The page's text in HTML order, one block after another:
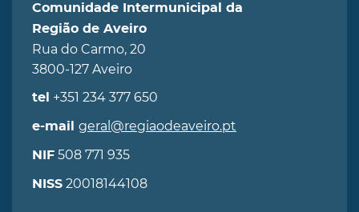
Comunidade Intermunicipal da
Região de Aveiro
Rua do Carmo, 20
3800-127 Aveiro
tel +351 234 377 650
e-mail geral@regiaodeaveiro.pt
NIF 508 771 935
NISS 20018144108